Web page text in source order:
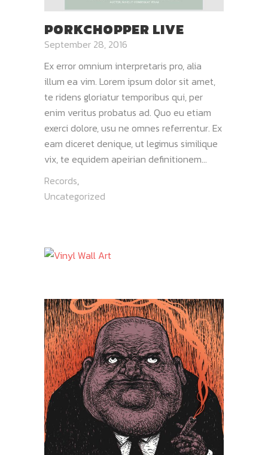
PORKCHOPPER LIVE
September 28, 2016
Ex error omnium interpretaris pro, alia
illum ea vim. Lorem ipsum dolor sit amet,
te ridens gloriatur temporibus qui, per
enim veritus probatus ad. Quo eu etiam
exerci dolore, usu ne omnes referrentur. Ex
eam diceret denique, ut legimus similique
vix, te equidem apeirian definitionem...
Records,
Uncategorized